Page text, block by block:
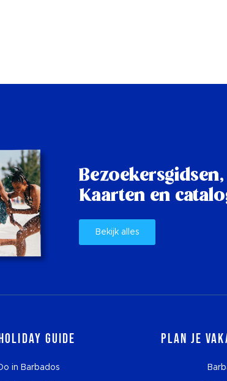
Bezoekersgidsen,
Kaarten en
Bekijk alles
Guide
in Barbados
Plan je